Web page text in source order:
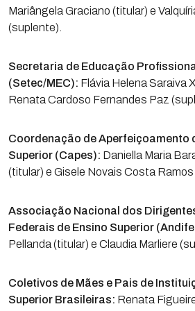
Mariângela Graciano (titular) e
(suplente).
Secretaria de Educação
(Setec/MEC): Flávia Helena Saraiva
Renata Cardoso Fernandes Paz
Coordenação de Aperfeiçoamento
Superior (Capes): Daniella Maria
(titular) e Gisele Novais Costa Ramos
Associação Nacional dos
Federais de Ensino Superior
Pellanda (titular) e Claudia Marliere
Coletivos de Mães e Pais de
Superior Brasileiras: Renata